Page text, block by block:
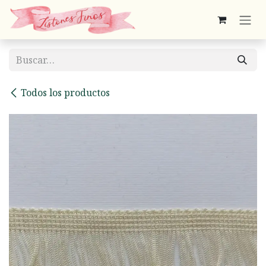
Ir al contenido
Todos los productos